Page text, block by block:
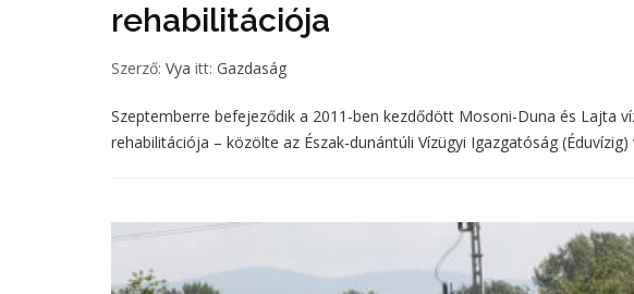
rehabilitációja
Szerző: Vya itt: Gazdaság
Szeptemberre befejeződik a 2011-ben kezdődött Mosoni-Duna és Lajta
rehabilitációja – közölte az Észak-dunántúli Vízügyi Igazgatóság (Éduvízig)